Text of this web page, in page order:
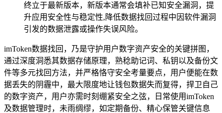
终立于最新版本，新版本通常会填补已知安全漏洞，提
升应用安全性与稳定性,降低数据找回过程中因软件漏洞
引发的数据泄露或操作失误风险。
imToken数据找回，乃是守护用户数字资产安全的关键拼图，
通过深度洞悉其数据存储原理，熟稔助记词、私钥以及备份文
件等多元找回方法，并严格恪守安全考量要点，用户便能在数
据丢失的阴霾中，最大限度地让钱包数据失而复得，捍卫自己
的数字资产，用户亦需时刻绷紧安全之弦，日常使用imToken
及数据管理时，未雨绸缪，如定期备份、精心保管关键信息